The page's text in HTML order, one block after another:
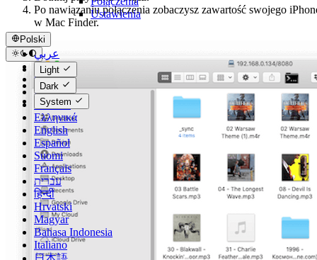
Ustawienia
Polski
عربي
Català
Čeština
Dansk
Deutsch
Ελληνικά
English
Español
Suomi
Français
עברית
हिन्दी
Hrvatski
Magyar
Bahasa Indonesia
Italiano
Light
Dark
System
Po nawiązaniu połączenia zobaczysz zawartość swojego
w Mac Finder.